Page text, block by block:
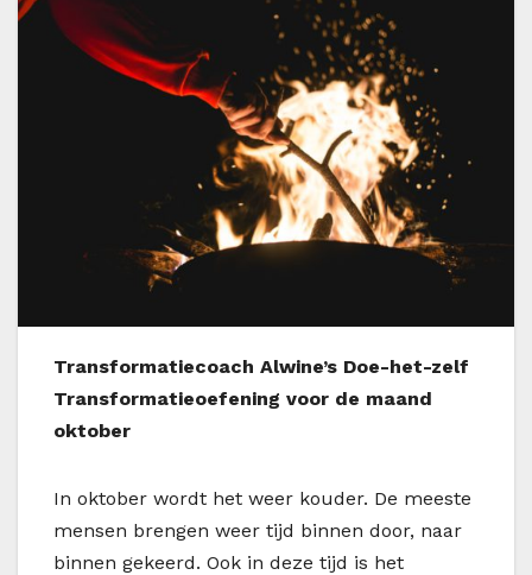
Transformatiecoach Alwine’s Doe-het-zelf
Transformatieoefening voor de maand
oktober
In oktober wordt het weer kouder. De meeste
mensen brengen weer tijd binnen door, naar
binnen gekeerd. Ook in deze tijd is het